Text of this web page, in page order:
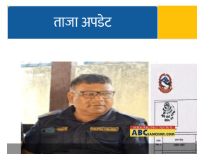
ताजा अपडेट